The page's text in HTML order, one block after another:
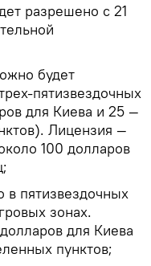
разрешено с 21
будет
пятизвездочных
для Киева и 25 —
Лицензия —
100 долларов
в пятизвездочных
зонах.
для Киева
пунктов;